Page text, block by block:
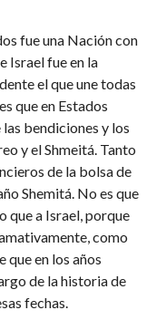
fue una Nación con
Israel fue en la
el que une todas
que en Estados
bendiciones y los
y el Shmeitá. Tanto
de la bolsa de
Shemitá. No es que
que a Israel, porque
como
que en los años
de la historia de
fechas.